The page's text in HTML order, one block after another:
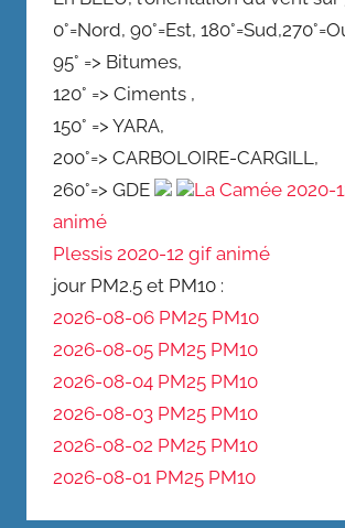
0°=Nord, 90°=Est,
95° => Bitumes,
120° => Ciments ,
150° => YARA,
200°=> CARBOLOIRE-CARGILL,
260°=> GDE
La Camée 2020-
animé
Plessis 2020-12 gif animé
jour PM2.5 et PM10 :
2026-08-06 PM25 PM10
2026-08-05 PM25 PM10
2026-08-04 PM25 PM10
2026-08-03 PM25 PM10
2026-08-02 PM25 PM10
2026-08-01 PM25 PM10